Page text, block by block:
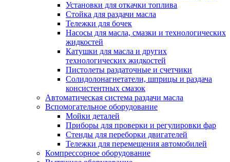
Установки для откачки топлива
Стойка для раздачи масла
Тележки для бочек
Насосы для масла, смазки и технологических
жидкостей
Катушки для масла и других
технологических жидкостей
Пистолеты раздаточные и счетчики
Солидолонагнетатели, шприцы и раздача
консистентных смазок
Автоматическая система раздачи масла
Вспомогательное оборудование
Мойки деталей
Приборы для проверки и регулировки фар
Стенды для переборки двигателей
Тележки для перемещения автомобилей
Компрессорное оборудование